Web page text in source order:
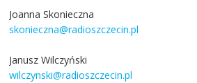
Joanna Skonieczna
skonieczna@radioszczecin.pl
Janusz Wilczyński
wilczynski@radioszczecin.pl